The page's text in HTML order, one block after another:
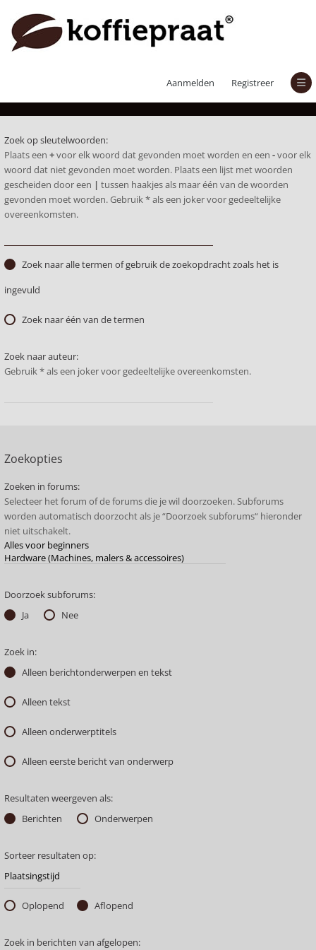
Aanmelden Registreer
Zoek op sleutelwoorden:
Plaats een +voor elk woord dat gevonden moet worden en een -voor elk
woord dat niet gevonden moet worden. Plaats een lijst met woorden
gescheiden door een | tussen haakjes als maar één van de woorden
gevonden moet worden. Gebruik * als een joker voor gedeeltelijke
overeenkomsten.
Zoek naar alle termen of gebruik de zoekopdracht zoals het is
ingevuld
Zoek naar één van de termen
Zoek naar auteur:
Gebruik * als een joker voor gedeeltelijke overeenkomsten.
Zoekopties
Zoeken in forums:
Selecteer het forum of de forums die je wil doorzoeken. Subforums
worden automatisch doorzocht als je “Doorzoek subforums“ hieronder
niet uitschakelt.
Doorzoek subforums:
Ja
Nee
Zoek in:
Alleen berichtonderwerpen en tekst
Alleen tekst
Alleen onderwerptitels
Alleen eerste bericht van onderwerp
Resultaten weergeven als:
Berichten
Onderwerpen
Sorteer resultaten op:
Oplopend Aflopend
Zoek in berichten van afgelopen: